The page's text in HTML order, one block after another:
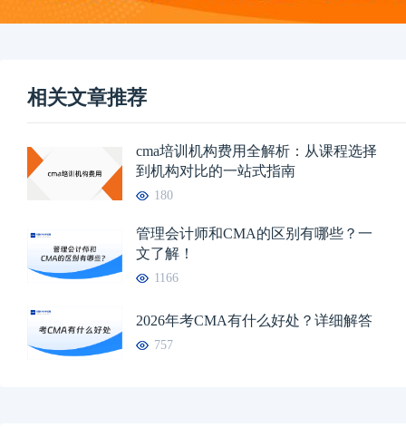
相关文章推荐
cma培训机构费用全解析：从课程选择
到机构对比的一站式指南
180
管理会计师和CMA的区别有哪些？一
文了解！
1166
2026年考CMA有什么好处？详细解答
757